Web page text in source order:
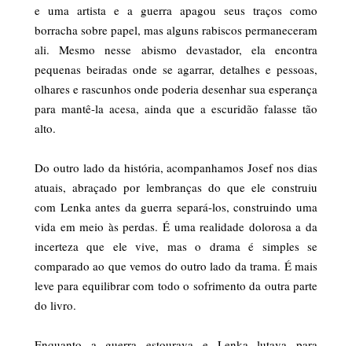
e uma artista e a guerra apagou seus traços como
borracha sobre papel, mas alguns rabiscos permaneceram
ali. Mesmo nesse abismo devastador, ela encontra
pequenas beiradas onde se agarrar, detalhes e pessoas,
olhares e rascunhos onde poderia desenhar sua esperança
para mantê-la acesa, ainda que a escuridão falasse tão
alto.
Do outro lado da história, acompanhamos Josef nos dias
atuais, abraçado por lembranças do que ele construiu
com Lenka antes da guerra separá-los, construindo uma
vida em meio às perdas. É uma realidade dolorosa a da
incerteza que ele vive, mas o drama é simples se
comparado ao que vemos do outro lado da trama. É mais
leve para equilibrar com todo o sofrimento da outra parte
do livro.